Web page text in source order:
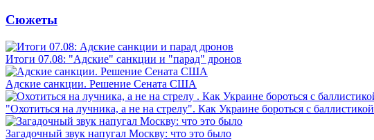
Сюжеты
Итоги 07.08: "Адские" санкции и "парад" дронов
Адские санкции. Решение Сената США
"Охотиться на лучника, а не на стрелу". Как Украине бороться с баллистикой
Загадочный звук напугал Москву: что это было